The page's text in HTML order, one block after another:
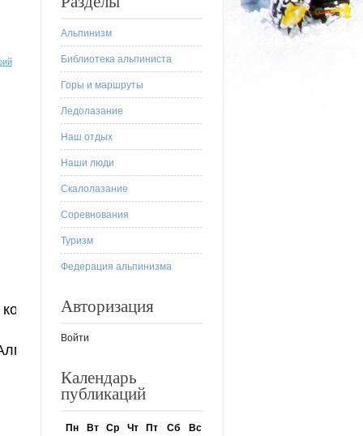
с
Альпинизм
Библиотека альпиниста
Горы и маршруты
Ледолазание
Наш отдых
Наши люди
Скалолазание
Соревнования
Туризм
Федерация альпинизма
Авторизация
Войти
Календарь
публикаций
Пн Вт Ср Чт Пт Сб Вс